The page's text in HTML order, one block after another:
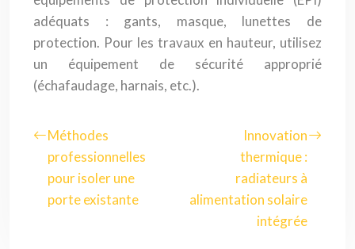
adéquats : gants, masque, lunettes de
protection. Pour les travaux en hauteur, utilisez
un équipement de sécurité approprié
(échafaudage, harnais, etc.).
Méthodes
professionnelles
pour isoler une
porte existante
Innovation
thermique :
radiateurs à
alimentation solaire
intégrée